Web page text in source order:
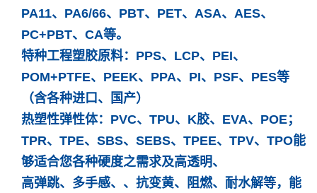
PA11、PA6/66、PBT、PET、ASA、AES、
PC+PBT、CA等。
特种工程塑胶原料：PPS、LCP、PEI、
POM+PTFE、PEEK、PPA、PI、PSF、PES等
（含各种进口、国产）
热塑性弹性体：PVC、TPU、K胶、EVA、POE；
TPR、TPE、SBS、SEBS、TPEE、TPV、TPO能
够适合您各种硬度之需求及高透明、
高弹跳、多手感、、抗变黄、阻燃、耐水解等，能